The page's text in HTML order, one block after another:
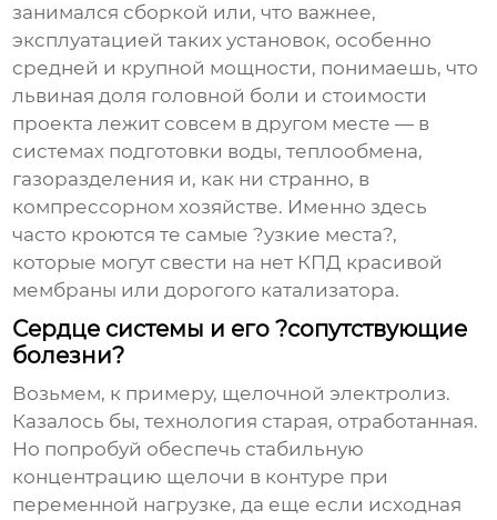
занимался сборкой или, что важнее,
эксплуатацией таких установок, особенно
средней и крупной мощности, понимаешь, что
львиная доля головной боли и стоимости
проекта лежит совсем в другом месте — в
системах подготовки воды, теплообмена,
газоразделения и, как ни странно, в
компрессорном хозяйстве. Именно здесь
часто кроются те самые ?узкие места?,
которые могут свести на нет КПД красивой
мембраны или дорогого катализатора.
Сердце системы и его ?сопутствующие
болезни?
Возьмем, к примеру, щелочной электролиз.
Казалось бы, технология старая, отработанная.
Но попробуй обеспечь стабильную
концентрацию щелочи в контуре при
переменной нагрузке, да еще если исходная